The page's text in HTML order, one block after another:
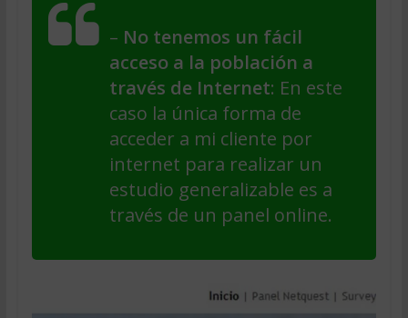
– No tenemos un fácil
acceso a la población a
través de Internet: En este
caso la única forma de
acceder a mi cliente por
internet para realizar un
estudio generalizable es a
través de un panel online.